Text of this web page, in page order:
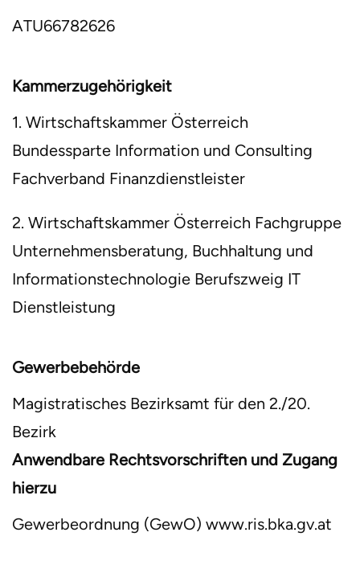
ATU66782626
Kammerzugehörigkeit
1. Wirtschaftskammer Österreich
Bundessparte Information und Consulting
Fachverband Finanzdienstleister
2. Wirtschaftskammer Österreich Fachgruppe
Unternehmensberatung, Buchhaltung und
Informationstechnologie Berufszweig IT
Dienstleistung
Gewerbebehörde
Magistratisches Bezirksamt für den 2./20.
Bezirk
Anwendbare Rechtsvorschriften und Zugang
hierzu
Gewerbeordnung (GewO) www.ris.bka.gv.at